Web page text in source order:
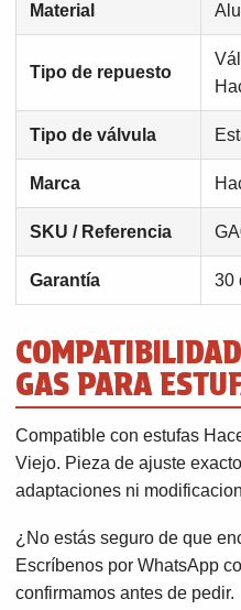
Material
Tipo de repuesto
Tipo de válvula
Marca
SKU / Referencia
Garantía 30
GAS PARA
Compatible con estufas
Viejo. Pieza de ajuste
adaptaciones ni
¿No estás seguro de que
Escríbenos por WhatsApp
confirmamos antes de pedir.